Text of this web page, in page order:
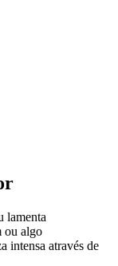
lamenta
ou algo
intensa através de